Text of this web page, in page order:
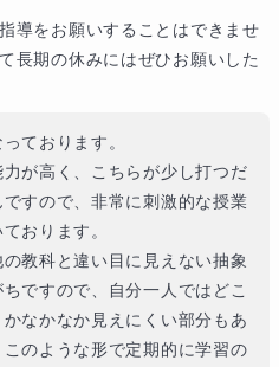
導をお願いすることはできませ
長期の休みにはぜひお願いした
ております。
が高く、こちらが少し打つだ
すので、非常に刺激的な授業
おります。
教科と違い目に見えない抽象
ですので、自分一人ではどこ
なかなか見えにくい部分もあ
のような形で定期的に学習の